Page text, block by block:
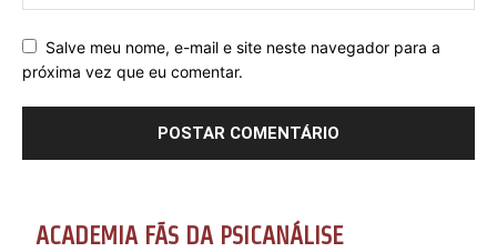
Salve meu nome, e-mail e site neste navegador para a
próxima vez que eu comentar.
ACADEMIA FÃS DA PSICANÁLISE